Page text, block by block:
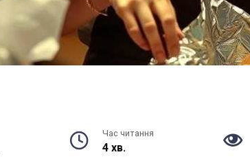
Час читання
4 хв.